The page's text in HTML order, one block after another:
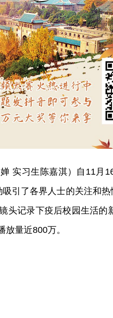
实习生陈嘉淇）自11月
引了各界人士的关注和
头记录下疫后校园生活的
放量近800万。